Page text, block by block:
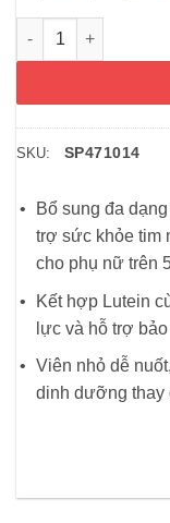
Vitamin dành cho
SKU: SP471014
Bổ sung đa
trợ sức khỏe tim
cho phụ nữ trên
Kết hợp Lutein
lực và hỗ trợ
Viên nhỏ dễ
dinh dưỡng thay